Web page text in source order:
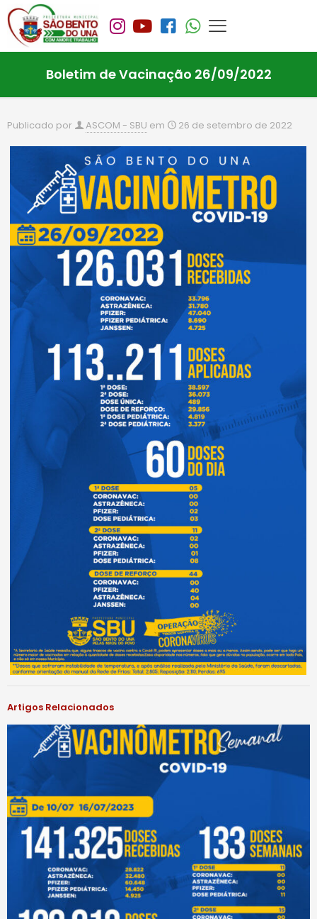
Boletim de Vacinação 26/09/2022
Publicado por ASCOM - SBU em 26 de setembro de 2022
Artigos Relacionados